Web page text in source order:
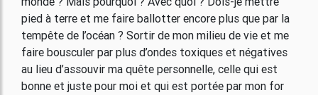
pied à terre et me faire ballotter encore plus que par la
tempête de l’océan ? Sortir de mon milieu de vie et me
faire bousculer par plus d’ondes toxiques et négatives
au lieu d’assouvir ma quête personnelle, celle qui est
bonne et juste pour moi et qui est portée par mon for